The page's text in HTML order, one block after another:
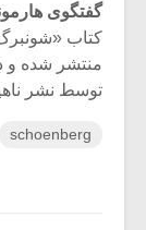
گفتگوی
توسط نشر
schoenberg